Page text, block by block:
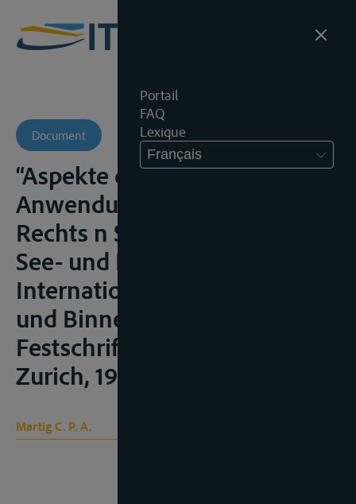
Portail
FAQ
Lexique
Français
Document
“Aspekte der Ermittlung und
Anwendung materiellen
Rechts n Schweizerischen
See- und Rheinfrachtrecht“ in
Internationales Recht auf See-
und Binnengewässern.
Festschrift für Walter Müller,
Zurich, 1993, 137 e.v.
Martig C. P. A.